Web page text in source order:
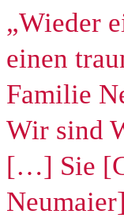
„Wieder
einen
Familie
Wir sind
[…] Sie